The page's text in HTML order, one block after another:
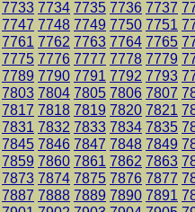
7733 7734 7735 7736 7737
7747 7748 7749 7750 7751
7761 7762 7763 7764 7765
7775 7776 7777 7778 7779
7789 7790 7791 7792 7793
7803 7804 7805 7806 7807
7817 7818 7819 7820 7821
7831 7832 7833 7834 7835
7845 7846 7847 7848 7849
7859 7860 7861 7862 7863
7873 7874 7875 7876 7877
7887 7888 7889 7890 7891